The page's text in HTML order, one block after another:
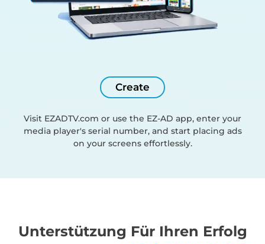
Create
Visit EZADTV.com or use the EZ-AD app, enter your
media player's serial number, and start placing ads
on your screens effortlessly.
Unterstützung Für Ihren Erfolg